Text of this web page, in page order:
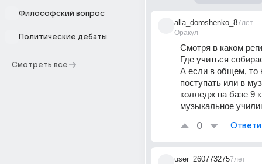
Философский вопрос
Политические дебаты
Смотреть все
alla_doroshenko_8
Оракул
7лет
Смотря в каком
Где учиться
А если в общем, то
поступать или в
колледж на базе 9
музыкальное
0
user_2607732757лет